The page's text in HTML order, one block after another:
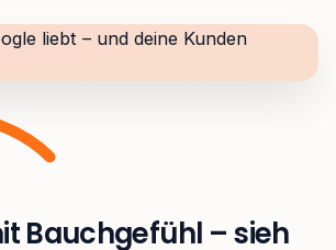
Bauchgefühl – sieh